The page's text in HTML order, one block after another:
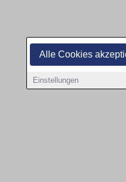
Alle Cookies
Einstellungen